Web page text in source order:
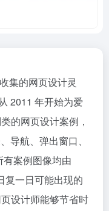
集的网页设计灵
2011 年开始为爱
的网页设计案例，
导航、弹出窗口、
案例图像均由
复一日可能出现的
设计师能够节省时